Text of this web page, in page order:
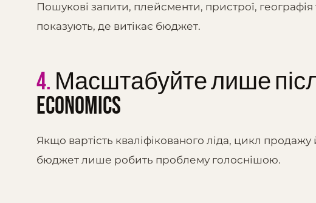
Пошукові запити, плейсменти, пристрої,
показують, де витікає бюджет.
4. Масштабуйте лише
economics
Якщо вартість кваліфікованого ліда, цикл
бюджет лише робить проблему голоснішою.